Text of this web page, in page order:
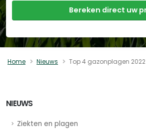
Home Nieuws Top 4 gazonplagen 2022
NIEUWS
Ziekten en plagen